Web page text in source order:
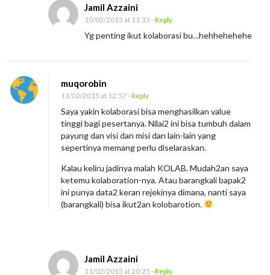
Jamil Azzaini
10/02/2015 at 11:13 - Reply
Yg penting ikut kolaborasi bu…hehhehehehe
muqorobin
11/02/2015 at 12:57- Reply
Saya yakin kolaborasi bisa menghasilkan value
tinggi bagi pesertanya. Nilai2 ini bisa tumbuh dalam
payung dan visi dan misi dan lain-lain yang
sepertinya memang perlu diselaraskan.
Kalau keliru jadinya malah KOLAB. Mudah2an saya
ketemu kolaboration-nya. Atau barangkali bapak2
ini punya data2 keran rejekinya dimana, nanti saya
(barangkali) bisa ikut2an kolobarotion.
Jamil Azzaini
11/02/2015 at 20:25 - Reply